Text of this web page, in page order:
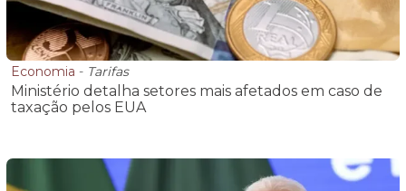
Economia - Tarifas
Ministério detalha setores mais afetados em caso de
taxação pelos EUA